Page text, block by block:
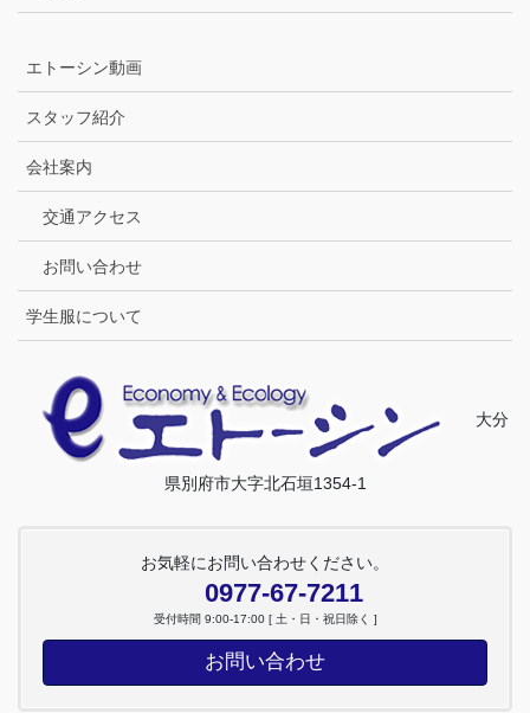
エトーシン動画
スタッフ紹介
会社案内
交通アクセス
お問い合わせ
学生服について
大分
県別府市大字北石垣1354-1
お気軽にお問い合わせください。
0977-67-7211
受付時間 9:00-17:00 [ 土・日・祝日除く ]
お問い合わせ